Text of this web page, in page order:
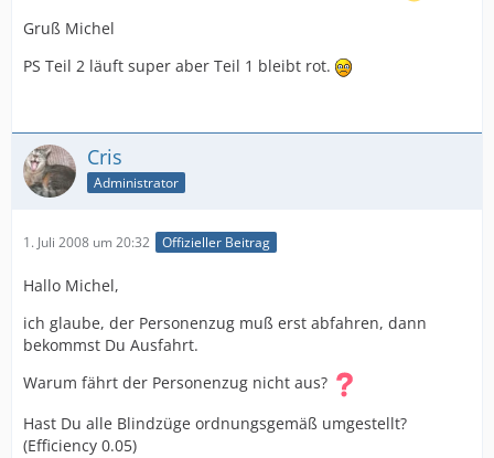
Gruß Michel
PS Teil 2 läuft super aber Teil 1 bleibt rot.
Cris
Administrator
1. Juli 2008 um 20:32 Offizieller Beitrag
Hallo Michel,
ich glaube, der Personenzug muß erst abfahren, dann
bekommst Du Ausfahrt.
Warum fährt der Personenzug nicht aus?
Hast Du alle Blindzüge ordnungsgemäß umgestellt?
(Efficiency 0.05)